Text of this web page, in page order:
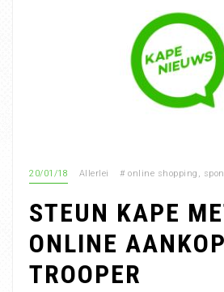
20/01/18 Allerlei # online shopping ,
STEUN KAPE
ONLINE
TROOPER